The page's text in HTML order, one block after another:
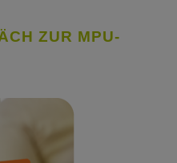
ZUR MPU-